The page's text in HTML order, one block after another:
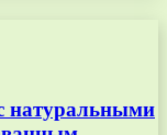
натуральными